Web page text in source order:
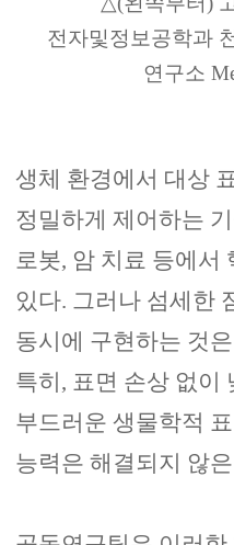
전자및정보공학과
연구소
생체 환경에서 대상
정밀하게 제어하는
로봇, 암 치료 등에서
있다. 그러나 섬세한
동시에 구현하는 것
특히 , 표면 손상 없이
부드러운 생물학적
능력은 해결되지 않